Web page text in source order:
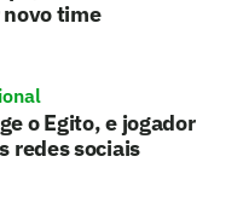
time
o Egito, e jogador
redes sociais